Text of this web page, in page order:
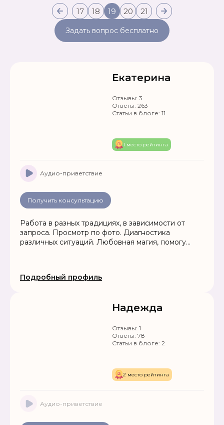
Задать вопрос бесплатно
17 18 19 20 21
Екатерина
Отзывы: 3
Ответы: 263
Статьи в блоге: 11
1 место рейтинга
Аудио-приветствие
Получить консультацию
Работа в разных традициях, в зависимости от
запроса. Просмотр по фото. Диагностика
различных ситуаций. Любовная магия, помогу
Помощь в решении проблем любой сложности.
Подробный профиль
Надежда
Отзывы: 1
Ответы: 78
Статьи в блоге: 2
2 место рейтинга
Аудио-приветствие